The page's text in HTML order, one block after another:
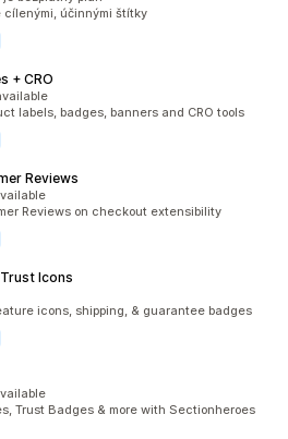
85
cílenými, účinnými štítky
+ CRO
211
labels, badges, banners and CRO tools
Reviews
23
Reviews on checkout extensibility
Icons
38
icons, shipping, & guarantee badges
54
Trust Badges & more with Sectionheroes